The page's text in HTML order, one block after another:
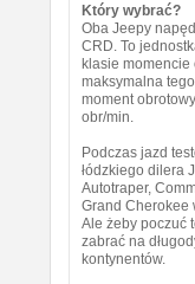
Który wybrać?
Oba Jeepy
CRD. To
klasie
maksymalna
moment
obr/min.
Podczas jazd
łódzkiego dilera
Autotraper,
Grand Cherokee
Ale żeby poczuć
zabrać na
kontynentów.